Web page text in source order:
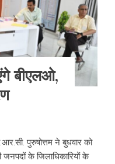
बीएलओ,
पुरुषोत्तम ने बुधवार को
के जिलाधिकारियों के